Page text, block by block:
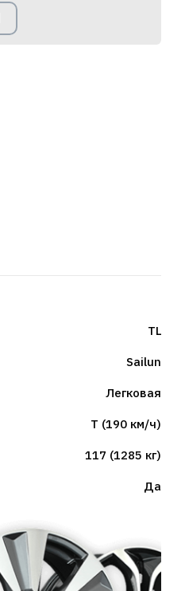
TL
Sailun
Легковая
T (190 км/ч)
117 (1285 кг)
Да